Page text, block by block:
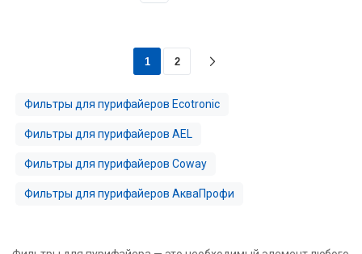
1 2
Фильтры для пурифайеров Ecotronic
Фильтры для пурифайеров AEL
Фильтры для пурифайеров Coway
Фильтры для пурифайеров АкваПрофи